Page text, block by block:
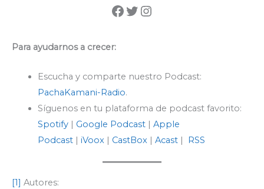
Para ayudarnos a crecer:
Escucha y comparte nuestro Podcast:
PachaKamani-Radio.
Síguenos en tu plataforma de podcast favorito:
Spotify| Google Podcast| Apple
Podcast| iVoox| CastBox Acast| RSS
[1] Autores: